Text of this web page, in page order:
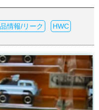
情報/リーク HWC